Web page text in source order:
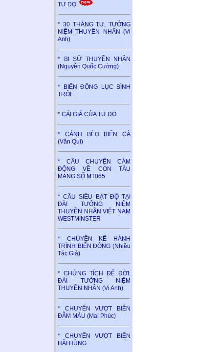
TỰ DO
* 30 THÁNG TƯ, TƯỞNG
NIỆM THUYỀN NHÂN (Vi
Anh)
* BI SỬ THUYỀN NHÂN
(Nguyễn Quốc Cường)
* BIỂN ĐÔNG LỤC BÌNH
TRÔI
* CÁI GIÁ CỦA TỰ DO
* CÁNH BÈO BIỂN CẢ
(Văn Qui)
* CÂU CHUYỆN CẢM
ĐỘNG VỀ CON TÀU
MANG SỐ MT065
* CẦU SIÊU BẠT ĐỘ TẠI
ĐÀI TƯỞNG NIỆM
THUYỀN NHÂN VIỆT NAM
WESTMINSTER
* CHUYỆN KỂ HÀNH
TRÌNH BIỂN ĐÔNG (Nhiều
Tác Giả)
* CHỨNG TÍCH ĐỂ ĐỜI:
ĐÀI TƯỞNG NIỆM
THUYỀN NHÂN (Vi Anh)
* CHUYẾN VƯỢT BIÊN
ĐẪM MÁU (Mai Phúc)
* CHUYẾN VƯỢT BIỂN
HÃI HÙNG